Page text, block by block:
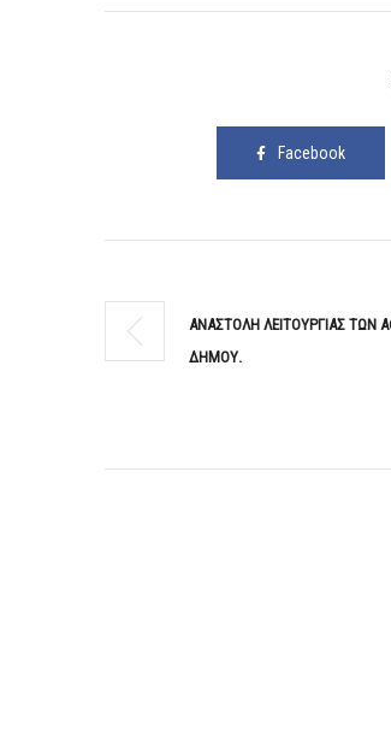
Facebook
ΑΝΑΣΤΟΛΗ ΛΕΙΤΟΥΡΓΙΑΣ ΤΩΝ
ΔΗΜΟΥ.